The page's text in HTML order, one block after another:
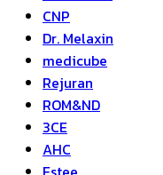
CNP
Dr. Melaxin
medicube
Rejuran
ROM&ND
3CE
AHC